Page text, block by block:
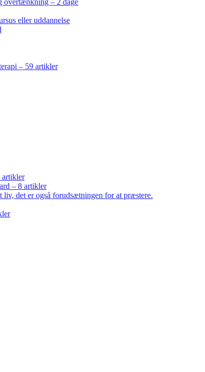
overtænkning – 2 dage
eller uddannelse
– 59 artikler
artikler
– 8 artikler
det er også forudsætningen for at præstere.